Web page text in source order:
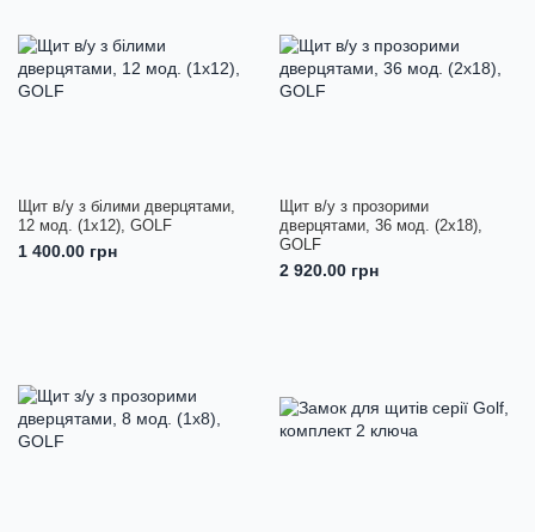
Щит в/у з білими дверцятами,
12 мод. (1х12), GOLF
1 400.00 грн
Щит в/у з прозорими
дверцятами, 36 мод. (2х18),
GOLF
2 920.00 грн